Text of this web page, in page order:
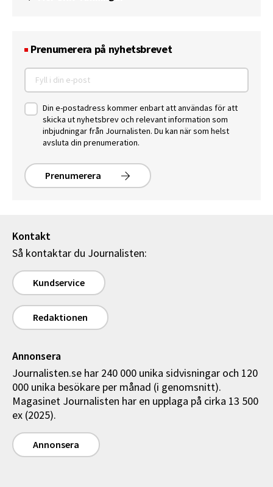
Prenumerera på nyhetsbrevet
Din e-postadress kommer enbart att användas för att
skicka ut nyhetsbrev och relevant information som
inbjudningar från Journalisten. Du kan när som helst
avsluta din prenumeration.
Prenumerera
Kontakt
Så kontaktar du Journalisten:
Kundservice
Redaktionen
Annonsera
Journalisten.se har 240 000 unika sidvisningar och 120
000 unika besökare per månad (i genomsnitt).
Magasinet Journalisten har en upplaga på cirka 13 500
ex (2025).
Annonsera